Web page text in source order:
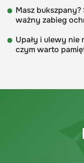
Masz
ważny zabieg
Upały i ulewy nie
czym warto